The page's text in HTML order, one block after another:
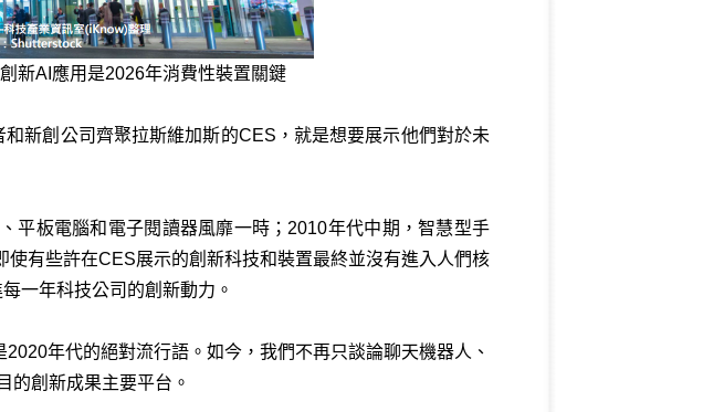
新AI應用是2026年消費性裝置關鍵
新創公司齊聚拉斯維加斯的CES，就是想要展示他們對於未
平板電腦和電子閱讀器風靡一時；2010年代中期，智慧型手
有些許在CES展示的創新科技和裝置最終並沒有進入人們核
一年科技公司的創新動力。
年代的絕對流行語。如今，我們不再只談論聊天機器人、
的創新成果主要平台。